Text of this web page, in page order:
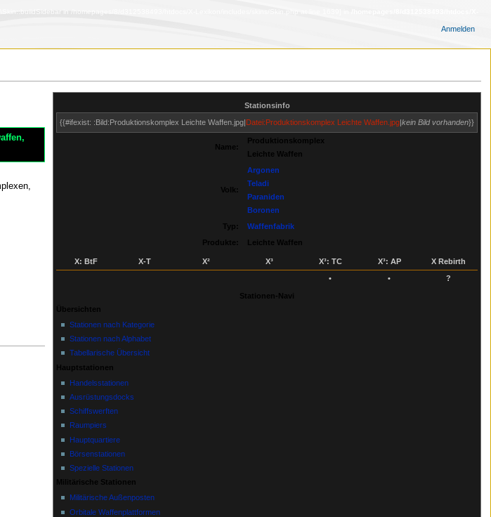
in /homepages/8/d312538493/htdocs/X-Lexikon/includes/skins/Skin.php at line 1639] in
Stationsinfo
{{#ifexist: :Bild:Produktionskomplex Leichte Waffen.jpg|Datei:Produktionskomplex Leichte Waffen.jpg|kein Bild vorhanden}}
Name:
Produktionskomplex
Leichte Waffen
Volk:
Argonen
Teladi
Paraniden
Boronen
Typ:
Waffenfabrik
Produkte:
Leichte Waffen
X: BtF X‑T X² X³ X³: TC X³: AP
X Rebirth
•
• ?
Stationen-Navi
Übersichten
Stationen nach Kategorie
Stationen nach Alphabet
Tabellarische Übersicht
Hauptstationen
Handelsstationen
Ausrüstungsdocks
Schiffswerften
Raumpiers
Hauptquartiere
Börsenstationen
Spezielle Stationen
Militärische Stationen
Militärische Außenposten
Orbitale Waffenplattformen
Anmelden